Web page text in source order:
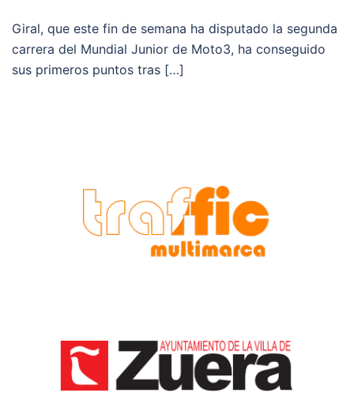
Giral, que este fin de semana ha disputado la segunda
carrera del Mundial Junior de Moto3, ha conseguido
sus primeros puntos tras […]